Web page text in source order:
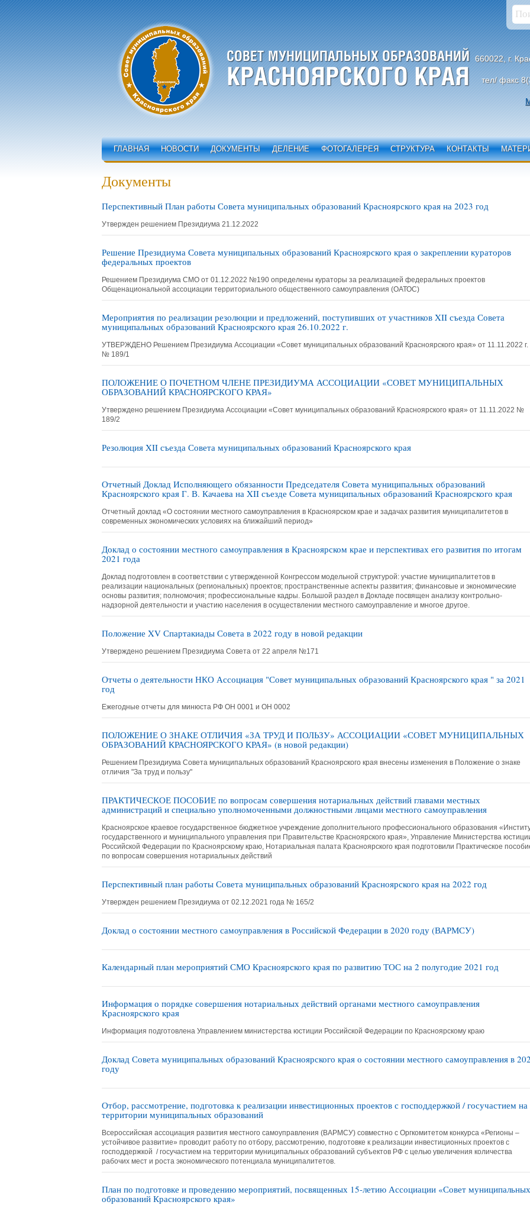
660022, г.
тел/ факс
ГЛАВНАЯ НОВОСТИ ДОКУМЕНТЫ ДЕЛЕНИЕ ФОТОГАЛЕРЕЯ СТРУКТУРА КОНТАКТЫ
Документы
Перспективный План работы Совета муниципальных образований Красноярского края на 2023 год
Утвержден решением Президиума 21.12.2022
Решение Президиума Совета муниципальных образований Красноярского края о закреплении кураторов
федеральных проектов
Решением Президиума СМО от 01.12.2022 №190 определены кураторы за реализацией федеральных проектов
Общенациональной ассоциации территориального общественного самоуправления (ОАТОС)
Мероприятия по реализации резолюции и предложений, поступивших от участников XII съезда Совета
муниципальных образований Красноярского края 26.10.2022 г.
УТВЕРЖДЕНО Решением Президиума Ассоциации «Совет муниципальных образований Красноярского края» от 11.11.2022 г.
№ 189/1
ПОЛОЖЕНИЕ О ПОЧЕТНОМ ЧЛЕНЕ ПРЕЗИДИУМА АССОЦИАЦИИ «СОВЕТ МУНИЦИПАЛЬНЫХ
ОБРАЗОВАНИЙ КРАСНОЯРСКОГО КРАЯ»
Утверждено решением Президиума Ассоциации «Совет муниципальных образований Красноярского края» от 11.11.2022 №
189/2
Резолюция XII съезда Совета муниципальных образований Красноярского края
Отчетный Доклад Исполняющего обязанности Председателя Совета муниципальных образований
Красноярского края Г. В. Качаева на XII съезде Совета муниципальных образований Красноярского края
Отчетный доклад «О состоянии местного самоуправления в Красноярском крае и задачах развития муниципалитетов в
современных экономических условиях на ближайший период»
Доклад о состоянии местного самоуправления в Красноярском крае и перспективах его развития по итогам
2021 года
Доклад подготовлен в соответствии с утвержденной Конгрессом модельной структурой: участие муниципалитетов в
реализации национальных (региональных) проектов; пространственные аспекты развития; финансовые и экономические
основы развития; полномочия; профессиональные кадры. Большой раздел в Докладе посвящен анализу контрольно-
надзорной деятельности и участию населения в осуществлении местного самоуправление и многое другое.
Положение XV Спартакиады Совета в 2022 году в новой редакции
Утверждено решением Президиума Совета от 22 апреля №171
Отчеты о деятельности НКО Ассоциация "Совет муниципальных образований Красноярского края " за 2021
год
Ежегодные отчеты для минюста РФ ОН 0001 и ОН 0002
ПОЛОЖЕНИЕ О ЗНАКЕ ОТЛИЧИЯ «ЗА ТРУД И ПОЛЬЗУ» АССОЦИАЦИИ «СОВЕТ МУНИЦИПАЛЬНЫХ
ОБРАЗОВАНИЙ КРАСНОЯРСКОГО КРАЯ» (в новой редакции)
Решением Президиума Совета муниципальных образований Красноярского края внесены изменения в Положение о знаке
отличия "За труд и пользу"
ПРАКТИЧЕСКОЕ ПОСОБИЕ по вопросам совершения нотариальных действий главами местных
администраций и специально уполномоченными должностными лицами местного самоуправления
Красноярское краевое государственное бюджетное учреждение дополнительного профессионального образования
государственного и муниципального управления при Правительстве Красноярского края», Управление Министерства
Российской Федерации по Красноярскому краю, Нотариальная палата Красноярского края подготовили Практическое
по вопросам совершения нотариальных действий
Перспективный план работы Совета муниципальных образований Красноярского края на 2022 год
Утвержден решением Президиума от 02.12.2021 года № 165/2
Доклад о состоянии местного самоуправления в Российской Федерации в 2020 году (ВАРМСУ)
Календарный план мероприятий СМО Красноярского края по развитию ТОС на 2 полугодие 2021 год
Информация о порядке совершения нотариальных действий органами местного самоуправления
Красноярского края
Информация подготовлена Управлением министерства юстиции Российской Федерации по Красноярскому краю
Доклад Совета муниципальных образований Красноярского края о состоянии местного самоуправления в
году
Отбор, рассмотрение, подготовка к реализации инвестиционных проектов с господдержкой / госучастием на
территории муниципальных образований
Всероссийская ассоциация развития местного самоуправления (ВАРМСУ) совместно с Оргкомитетом конкурса «Регионы –
устойчивое развитие» проводит работу по отбору, рассмотрению, подготовке к реализации инвестиционных проектов с
господдержкой / госучастием на территории муниципальных образований субъектов РФ с целью увеличения количества
рабочих мест и роста экономического потенциала муниципалитетов.
План по подготовке и проведению мероприятий, посвященных 15-летию Ассоциации «Совет муниципальных
образований Красноярского края»